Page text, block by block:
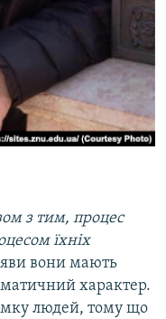
з тим, процес
їхніх
вони мають
характер.
людей, тому що